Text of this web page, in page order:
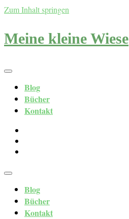
Zum Inhalt springen
Meine kleine Wiese
Blog
Bücher
Kontakt
Blog
Bücher
Kontakt